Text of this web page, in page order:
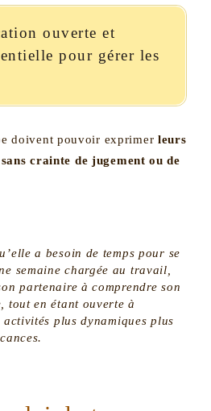
ouverte et
pour gérer les
doivent pouvoir exprimer leurs
crainte de jugement ou de
a besoin de temps pour se
semaine chargée au travail,
partenaire à comprendre son
tout en étant ouverte à
plus dynamiques plus